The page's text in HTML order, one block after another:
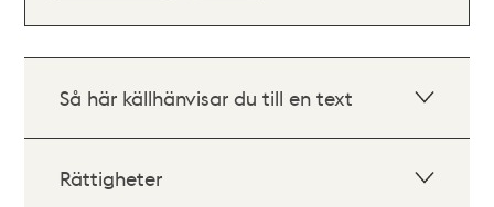
Så här källhänvisar du till en text
Rättigheter